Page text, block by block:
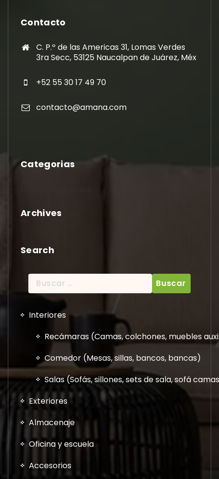
Contacto
C. P.º de las Americas 31, Lomas Verdes
3ra Secc, 53125 Naucalpan de Juárez, Méx
+52 55 30 17 49 70
contacto@amana.com
Categorias
Archives
Search
Buscar:
Interiores
Recámaras (Camas, colchones, muebles
Comedor (Mesas, sillas, bancos, bancas)
Salas (Sofás, sillones, sets de sala, sofá
Exteriores
Almacenaje
Oficina y escuela
Accesorios